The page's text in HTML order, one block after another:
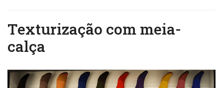
Texturização com meia-
calça